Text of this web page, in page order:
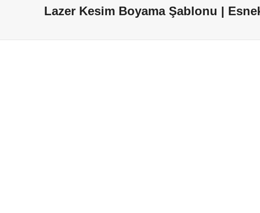
Lazer Kesim Boyama Şablonu |